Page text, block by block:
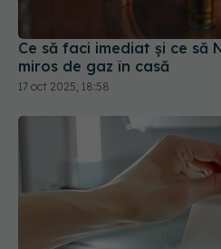
Ce să faci imediat și ce să
miros de gaz în casă
17 oct 2025, 18:58